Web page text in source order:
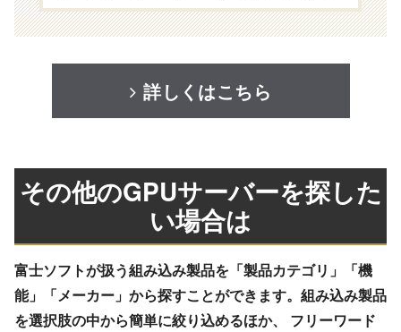
詳しくはこちら
その他のGPUサーバーを探した
い場合は
富士ソフトが扱う組み込み製品を「製品カテゴリ」「機
能」「メーカー」から探すことができます。組み込み製品
を選択肢の中から簡単に絞り込めるほか、 フリーワード